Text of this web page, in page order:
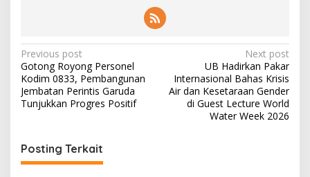
P
o
s
t
a
Previous post
Gotong Royong Personel
Kodim 0833, Pembangunan
Jembatan Perintis Garuda
Tunjukkan Progres Positif
Next post
UB Hadirkan Pakar
Internasional Bahas Krisis
Air dan Kesetaraan Gender
di Guest Lecture World
Water Week 2026
Posting Terkait